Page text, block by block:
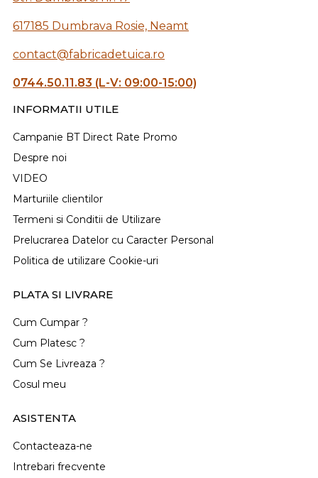
617185 Dumbrava Rosie, Neamt
contact@fabricadetuica.ro
0744.50.11.83 (L-V: 09:00-15:00)
INFORMATII UTILE
Campanie BT Direct Rate Promo
Despre noi
VIDEO
Marturiile clientilor
Termeni si Conditii de Utilizare
Prelucrarea Datelor cu Caracter Personal
Politica de utilizare Cookie-uri
PLATA SI LIVRARE
Cum Cumpar ?
Cum Platesc ?
Cum Se Livreaza ?
Cosul meu
ASISTENTA
Contacteaza-ne
Intrebari frecvente